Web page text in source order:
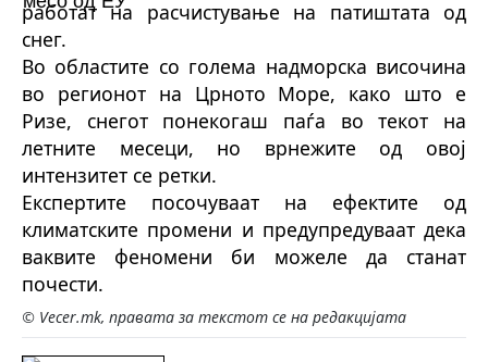
работат на расчистување на патиштата од
снег.
Во областите со голема надморска височина
во регионот на Црното Море, како што е
Ризе, снегот понекогаш паѓа во текот на
летните месеци, но врнежите од овој
интензитет се ретки.
Експертите посочуваат на ефектите од
климатските промени и предупредуваат дека
ваквите феномени би можеле да станат
почести.
© Vecer.mk, правата за текстот се на редакцијата